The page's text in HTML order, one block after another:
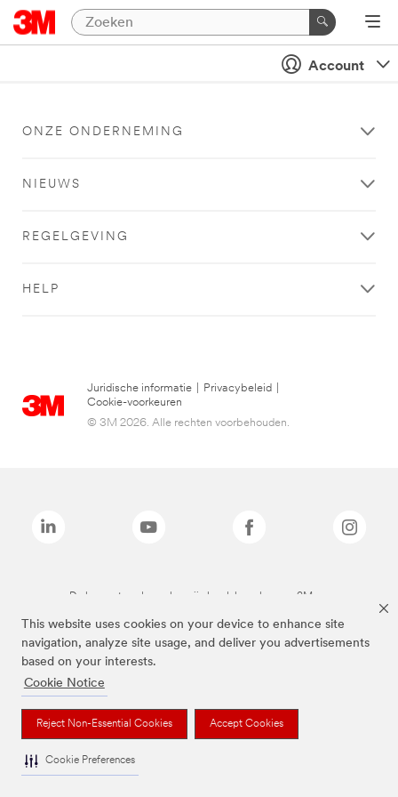
This website uses cookies on your device to enhance site
navigation, analyze site usage, and deliver you advertisements
based on your interests.
Cookie Notice
Reject Non-Essential Cookies Accept Cookies
Cookie Preferences
Account
ONZE ONDERNEMING
NIEUWS
REGELGEVING
HELP
Juridische informatie Privacybeleid
Cookie-voorkeuren
© 3M 2026. Alle rechten voorbehouden.
De bovenstaande merken zijn handelsmerken van 3M.we